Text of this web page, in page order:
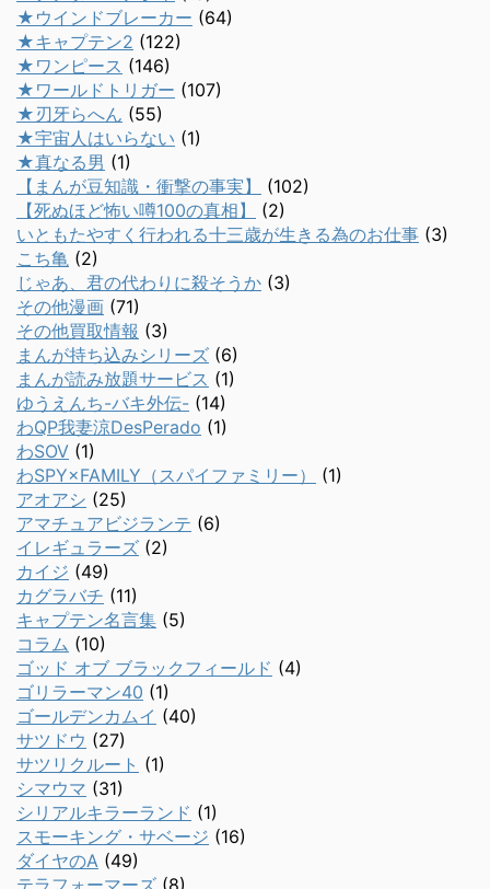
★ウインドブレーカー (64)
★キャプテン2 (122)
★ワンピース (146)
★ワールドトリガー (107)
★刃牙らへん (55)
★宇宙人はいらない (1)
★真なる男 (1)
【まんが豆知識・衝撃の事実】
(102)
【死ぬほど怖い噂100の真相】
(2)
いともたやすく行われる十三歳が生きる為のお仕事 (3)
こち亀 (2)
じゃあ、君の代わりに殺そうか (3)
その他漫画 (71)
その他買取情報 (3)
まんが持ち込みシリーズ (6)
まんが読み放題サービス (1)
ゆうえんち-バキ外伝- (14)
わQP我妻涼DesPerado (1)
わSOV (1)
わSPY×FAMILY（スパイファミリー）
(1)
アオアシ (25)
アマチュアビジランテ (6)
イレギュラーズ (2)
カイジ (49)
カグラバチ (11)
キャプテン名言集 (5)
コラム (10)
ゴッド オブ ブラックフィールド (4)
ゴリラーマン40 (1)
ゴールデンカムイ (40)
サツドウ (27)
サツリクルート (1)
シマウマ (31)
シリアルキラーランド (1)
スモーキング・サベージ (16)
ダイヤのA (49)